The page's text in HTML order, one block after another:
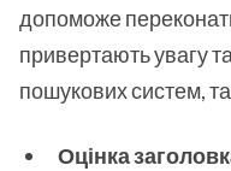
допоможе
привертають увагу
пошукових систем,
Оцінка